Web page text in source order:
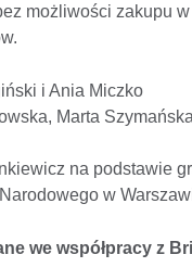
możliwości zakupu
i Ania Miczko
Marta
na podstawie
w
we współpracy z